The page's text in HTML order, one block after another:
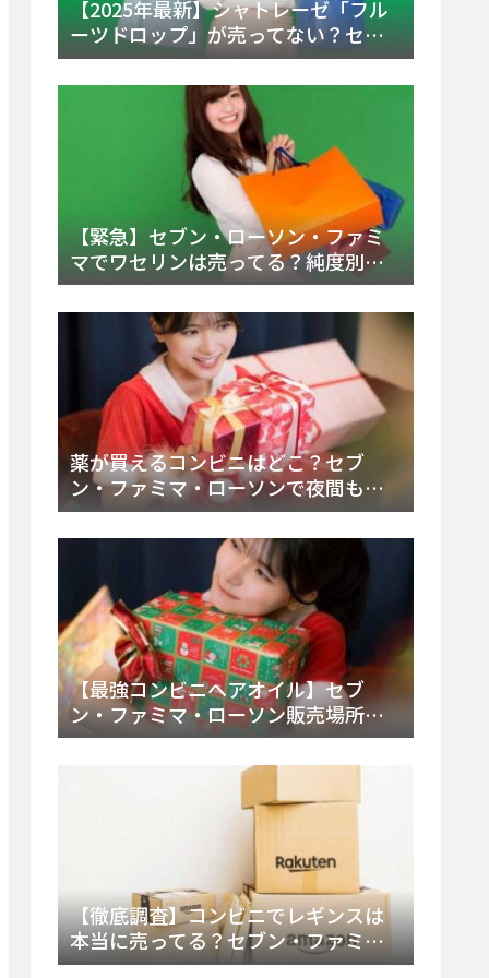
【2025年最新】シャトレーゼ「フル
ーツドロップ」が売ってない？セブ
ンでの販売終了理由と代替アイスを
徹底解説！
【緊急】セブン・ローソン・ファミ
マでワセリンは売ってる？純度別お
すすめ品と販売場所を徹底まとめ
薬が買えるコンビニはどこ？セブ
ン・ファミマ・ローソンで夜間も買
える市販薬の種類と販売店の探し方
【2025年最新】
【最強コンビニヘアオイル】セブ
ン・ファミマ・ローソン販売場所
は？今すぐ買えるおすすめ市販品を
【徹底調査】コンビニでレギンスは
本当に売ってる？セブン・ファミ
マ・ローソンの取扱店舗とメーカ